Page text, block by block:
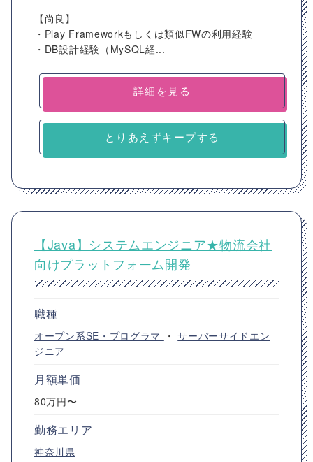
【尚良】
・Play Frameworkもしくは類似FWの利用経験
・DB設計経験（MySQL経...
詳細を見る
とりあえずキープする
【Java】システムエンジニア★物流会社
向けプラットフォーム開発
職種
オープン系SE・プログラマ ・サーバーサイドエン
ジニア
月額単価
80万円〜
勤務エリア
神奈川県